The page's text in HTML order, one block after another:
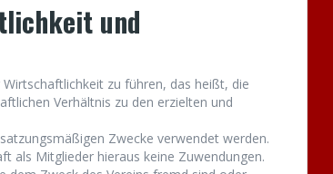
und
zu führen, das heißt, die
Verhältnis zu den erzielten und
Zwecke verwendet werden.
als Mitglieder hieraus keine Zuwendungen.